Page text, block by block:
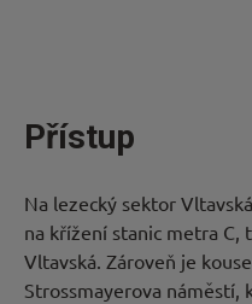
Přístup
Na lezecký sektor
na křížení stanic metra C,
Vltavská. Zároveň je
Strossmayerova náměstí,